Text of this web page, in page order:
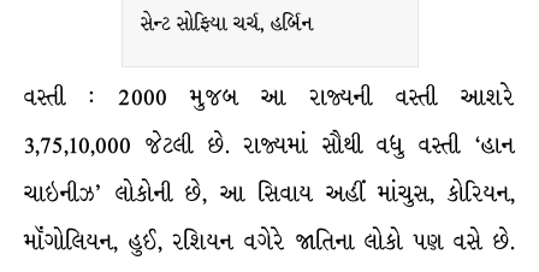
સેન્ટ સોફિયા ચર્ચ, હર્બિન
વસ્તી : 2000 મુજબ આ રાજ્યની વસ્તી આશરે
3,75,10,000 જેટલી છે. રાજ્યમાં સૌથી વધુ વસ્તી ‘હાન
ચાઇનીઝ’ લોકોની છે, આ સિવાય અહીં માંચુસ, કોરિયન,
મૉંગોલિયન, હુઈ, રશિયન વગેરે જાતિના લોકો પણ વસે છે.